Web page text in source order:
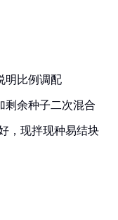
明比例调配
剩余种子二次混合
，现拌现种易结块